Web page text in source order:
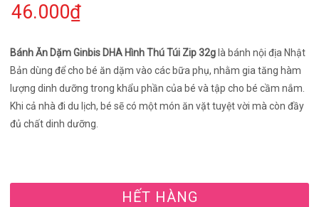
46.000₫
Bánh Ăn Dặm Ginbis DHA Hình Thú Túi Zip 32glà bánh nội địa Nhật
Bản dùng để cho bé ăn dặm vào các bữa phụ, nhằm gia tăng hàm
lượng dinh dưỡng trong khẩu phần của bé và tập cho bé cầm nắm.
Khi cả nhà đi du lịch, bé sẽ có một món ăn vặt tuyệt vời mà còn đầy
đủ chất dinh dưỡng.
HẾT HÀNG